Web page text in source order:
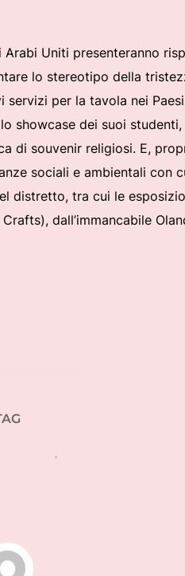
Uniti presenteranno
lo stereotipo della
per la tavola nei
showcase dei suoi studenti,
di souvenir religiosi. E,
sociali e ambientali con
distretto, tra cui le
dall’immancabile
,